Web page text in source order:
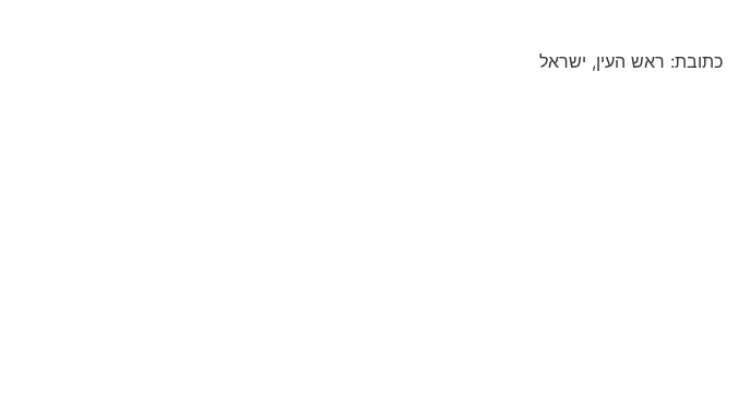
כתובת: ראש העין, ישראל